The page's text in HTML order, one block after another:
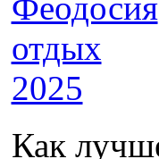
Как